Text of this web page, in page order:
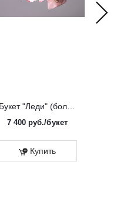
Букет "Леди" (большой)
7 400 руб./букет
Купить